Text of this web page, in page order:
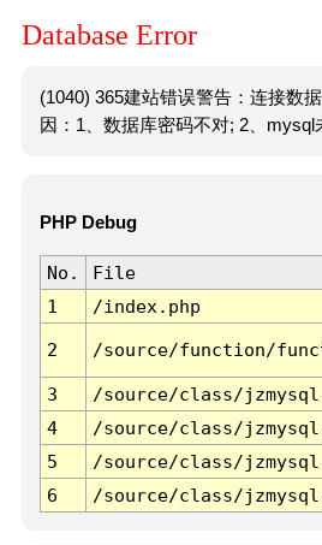
Database Error
(1040) 365建站错误警告：连接数
因：1、数据库密码不对; 2、mysql
PHP Debug
No. File
1
/index.php
2 /source/function/
3 /source/class/
4
/source/class/
5
/source/class/
6
/source/class/